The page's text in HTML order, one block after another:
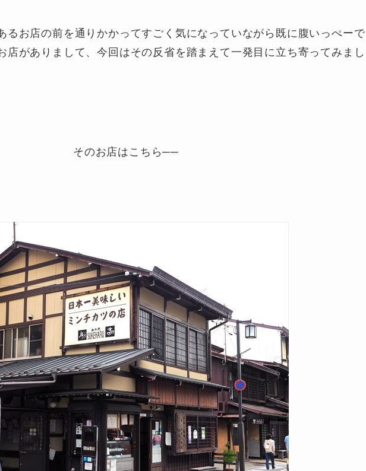
るお店の前を通りかかってすごく気になっていながら既に腹いっぺーで
店がありまして、今回はその反省を踏まえて一発目に立ち寄ってみまし
そのお店はこちら──